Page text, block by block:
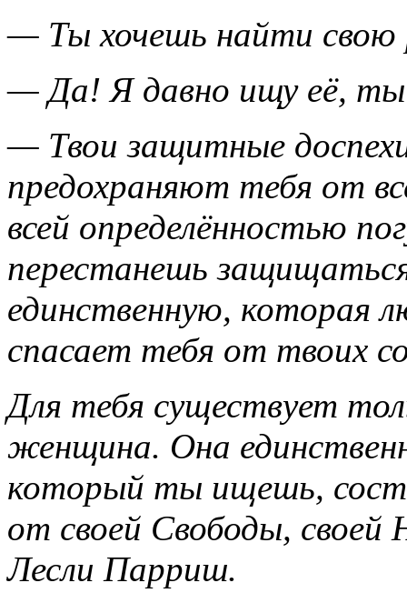
— Ты хочешь найти свою
— Да! Я давно ищу её, ты
— Твои защитные
предохраняют тебя от
всей определённостью
перестанешь
единственную, которая
спасает тебя от твоих
Для тебя существует
женщина. Она
который ты ищешь,
от своей Свободы,
Лесли Парриш.